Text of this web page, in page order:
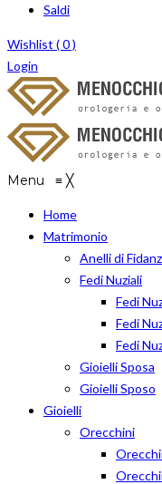
Saldi
Wishlist (0)
Login
Menu ≡ ╳
Home
Matrimonio
Anelli di
Fedi Nuziali
Fedi
Fedi
Fedi
Gioielli Sposa
Gioielli Sposo
Gioielli
Orecchini